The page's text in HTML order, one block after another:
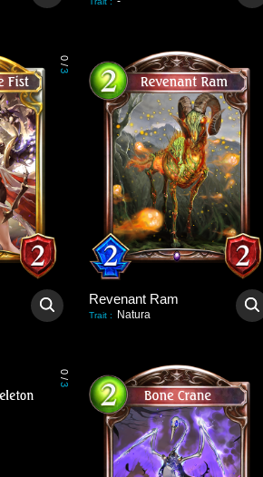
0
/
3
Revenant Ram
Trait : Natura
0
/
3